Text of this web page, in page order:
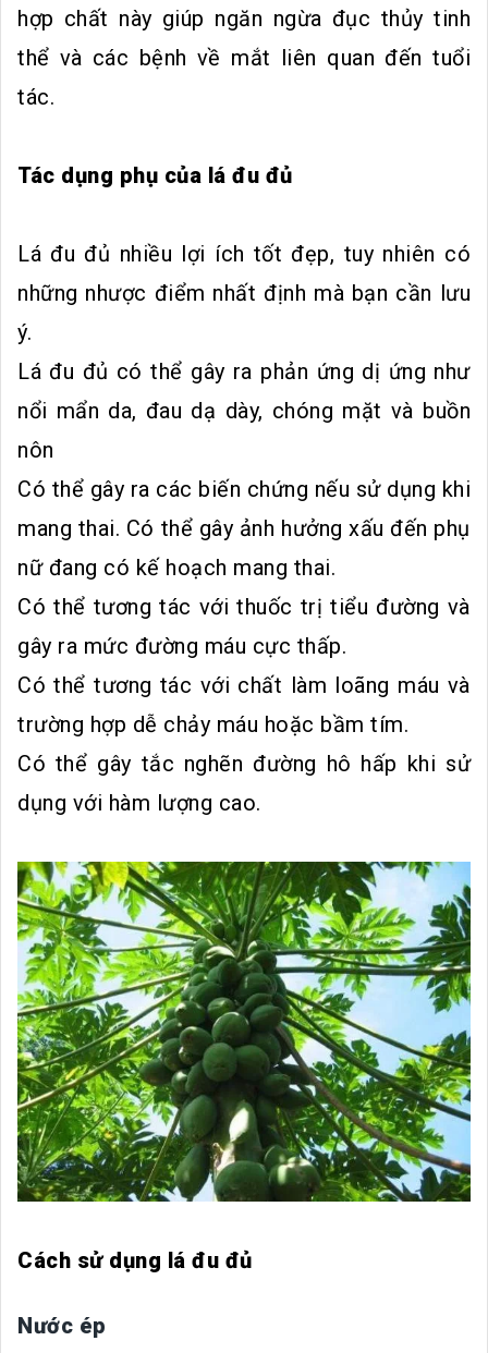
hợp chất này giúp ngăn ngừa đục thủy tinh
thể và các bệnh về mắt liên quan đến tuổi
tác.
Tác dụng phụ của lá đu đủ
Lá đu đủ nhiều lợi ích tốt đẹp, tuy nhiên có
những nhược điểm nhất định mà bạn cần lưu
ý.
Lá đu đủ có thể gây ra phản ứng dị ứng như
nổi mẩn da, đau dạ dày, chóng mặt và buồn
nôn
Có thể gây ra các biến chứng nếu sử dụng khi
mang thai. Có thể gây ảnh hưởng xấu đến phụ
nữ đang có kế hoạch mang thai.
Có thể tương tác với thuốc trị tiểu đường và
gây ra mức đường máu cực thấp.
Có thể tương tác với chất làm loãng máu và
trường hợp dễ chảy máu hoặc bầm tím.
Có thể gây tắc nghẽn đường hô hấp khi sử
dụng với hàm lượng cao.
Cách sử dụng lá đu đủ
Nước ép